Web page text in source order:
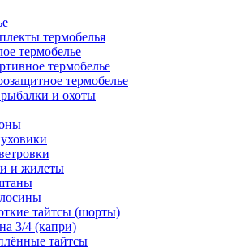
термобелья
термобелье
термобелье
термобелье
и охоты
и жилеты
тайтсы (шорты)
3/4 (капри)
тайтсы